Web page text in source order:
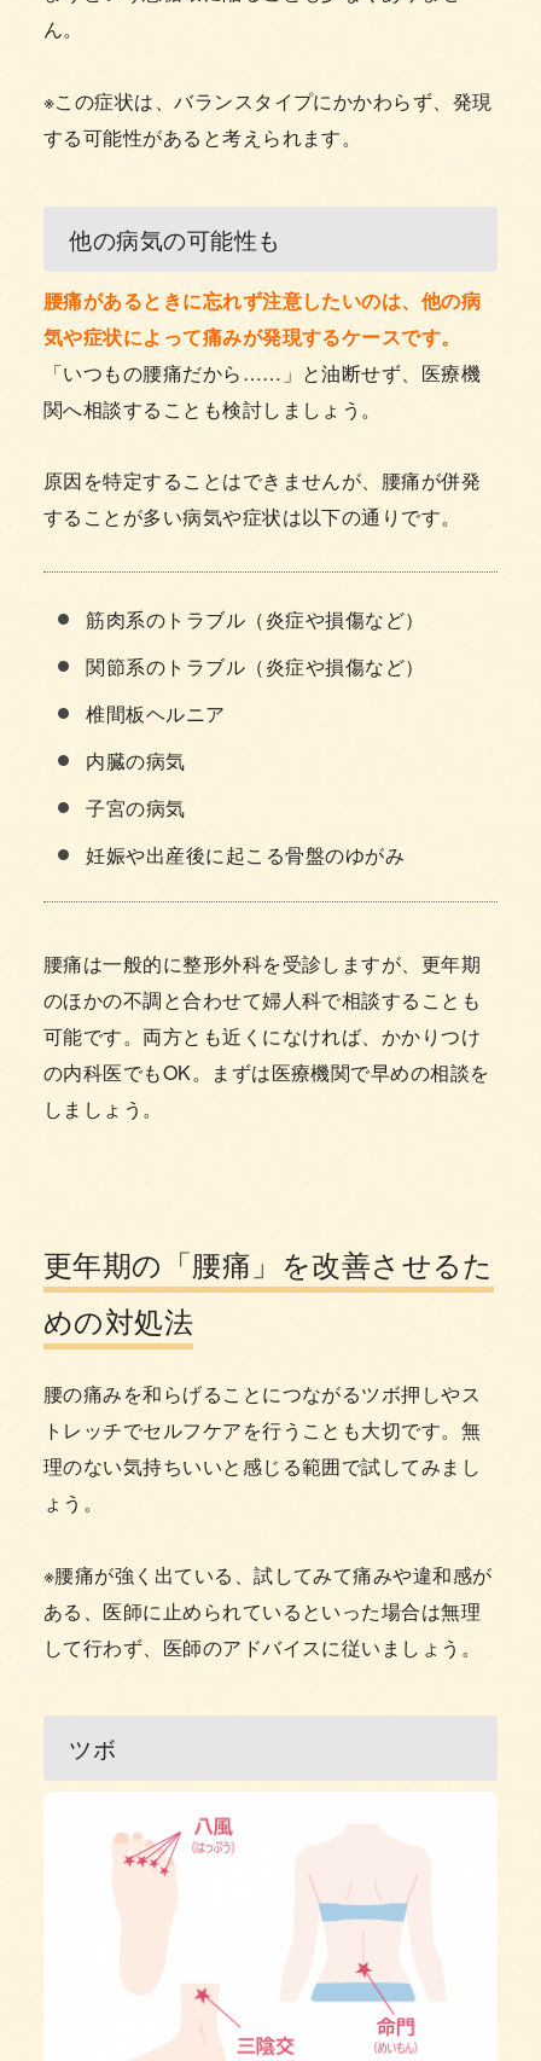
ん。
※この症状は、バランスタイプにかかわらず、発現
する可能性があると考えられます。
他の病気の可能性も
腰痛があるときに忘れず注意したいのは、他の病
気や症状によって痛みが発現するケースです。
「いつもの腰痛だから……」と油断せず、医療機
関へ相談することも検討しましょう。
原因を特定することはできませんが、腰痛が併発
することが多い病気や症状は以下の通りです。
筋肉系のトラブル（炎症や損傷など）
関節系のトラブル（炎症や損傷など）
椎間板ヘルニア
内臓の病気
子宮の病気
妊娠や出産後に起こる骨盤のゆがみ
腰痛は一般的に整形外科を受診しますが、更年期
のほかの不調と合わせて婦人科で相談することも
可能です。両方とも近くになければ、かかりつけ
の内科医でもOK。まずは医療機関で早めの相談を
しましょう。
更年期の「腰痛」を改善させるた
めの対処法
腰の痛みを和らげることにつながるツボ押しやス
トレッチでセルフケアを行うことも大切です。無
理のない気持ちいいと感じる範囲で試してみまし
ょう。
※腰痛が強く出ている、試してみて痛みや違和感が
ある、医師に止められているといった場合は無理
して行わず、医師のアドバイスに従いましょう。
ツボ